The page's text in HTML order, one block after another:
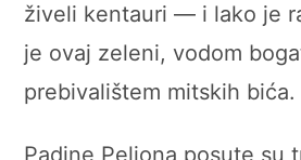
živeli kentauri — i lako je
je ovaj zeleni, vodom
prebivalištem mitskih bića.
Padine Peliona posute su